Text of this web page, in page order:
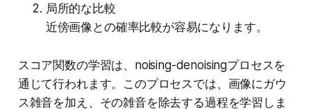
局所的な比較
近傍画像との確率比較が容易になります。
スコア関数の学習は、noising-denoisingプロセスを
通じて行われます。このプロセスでは、画像にガウ
ス雑音を加え、その雑音を除去する過程を学習しま